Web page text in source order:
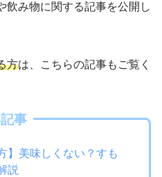
飲み物に関する記事を公開し
方は、こちらの記事もご覧く
事
】美味しくない？すも
説